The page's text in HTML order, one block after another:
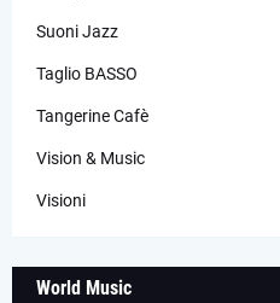
Suoni Jazz
Taglio BASSO
Tangerine Cafè
Vision & Music
Visioni
World Music